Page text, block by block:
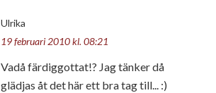
Ulrika
19 februari 2010 kl. 08:21
Vadå färdiggottat!? Jag tänker då
glädjas åt det här ett bra tag till... :)